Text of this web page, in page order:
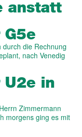
anstatt
die Rechnung
nach Venedig
U2e in
Zimmermann
morgens ging es mit